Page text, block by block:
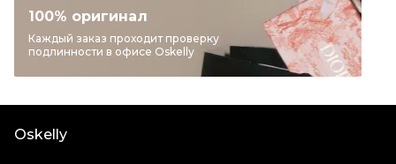
Категория
Низкие кроссовки / кеды
Бренд
ASICS
Материал обуви
Кожа
Продавец
100% оригинал
Каждый заказ проходит проверку
подлинности в офисе Oskelly
Oskelly